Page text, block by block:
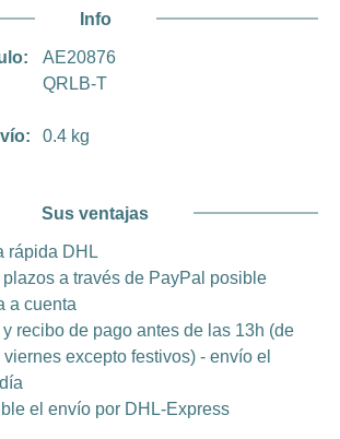
Info
AE20876
QRLB-T
0.4 kg
Sus ventajas
rápida DHL
plazos a través de PayPal posible
a cuenta
y recibo de pago antes de las 13h (de
viernes excepto festivos) - envío el
el envío por DHL-Express